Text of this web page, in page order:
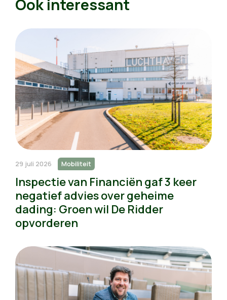
Ook interessant
29 juli 2026 Mobiliteit
Inspectie van Financiën gaf 3 keer
negatief advies over geheime
dading: Groen wil De Ridder
opvorderen